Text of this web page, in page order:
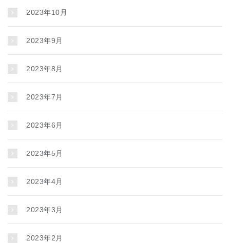
2023年10月
2023年9月
2023年8月
2023年7月
2023年6月
2023年5月
2023年4月
2023年3月
2023年2月